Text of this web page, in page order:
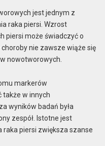
jest jednym z
raka piersi. Wzrost
piersi może świadczyć o
nie zawsze wiąże się
nowotworowych.
markerów
w innych
wyników badań była
zespół. Istotne jest
raka piersi zwiększa szanse